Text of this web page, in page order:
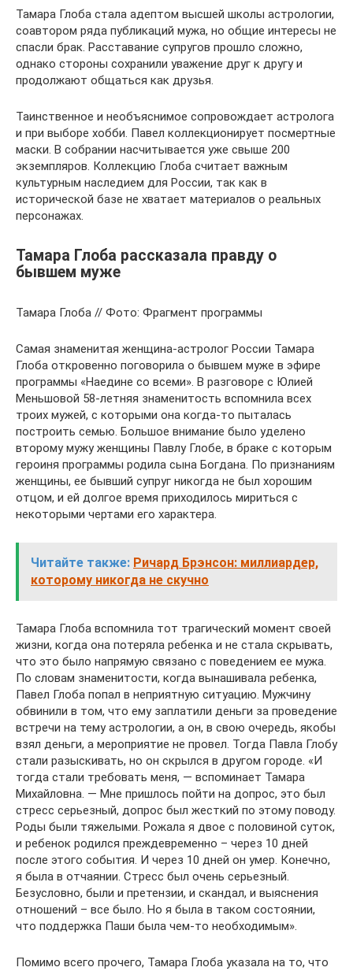
Тамара Глоба стала адептом высшей школы астрологии,
соавтором ряда публикаций мужа, но общие интересы не
спасли брак. Расставание супругов прошло сложно,
однако стороны сохранили уважение друг к другу и
продолжают общаться как друзья.
Таинственное и необъяснимое сопровождает астролога
и при выборе хобби. Павел коллекционирует посмертные
маски. В собрании насчитывается уже свыше 200
экземпляров. Коллекцию Глоба считает важным
культурным наследием для России, так как в
исторической базе не хватает материалов о реальных
персонажах.
Тамара Глоба рассказала правду о
бывшем муже
Тамара Глоба // Фото: Фрагмент программы
Самая знаменитая женщина-астролог России Тамара
Глоба откровенно поговорила о бывшем муже в эфире
программы «Наедине со всеми». В разговоре с Юлией
Меньшовой 58-летняя знаменитость вспомнила всех
троих мужей, с которыми она когда-то пыталась
построить семью. Большое внимание было уделено
второму мужу женщины Павлу Глобе, в браке с которым
героиня программы родила сына Богдана. По признаниям
женщины, ее бывший супруг никогда не был хорошим
отцом, и ей долгое время приходилось мириться с
некоторыми чертами его характера.
Читайте также: Ричард Брэнсон: миллиардер,
которому никогда не скучно
Тамара Глоба вспомнила тот трагический момент своей
жизни, когда она потеряла ребенка и не стала скрывать,
что это было напрямую связано с поведением ее мужа.
По словам знаменитости, когда вынашивала ребенка,
Павел Глоба попал в неприятную ситуацию. Мужчину
обвинили в том, что ему заплатили деньги за проведение
встречи на тему астрологии, а он, в свою очередь, якобы
взял деньги, а мероприятие не провел. Тогда Павла Глобу
стали разыскивать, но он скрылся в другом городе. «И
тогда стали требовать меня, — вспоминает Тамара
Михайловна. — Мне пришлось пойти на допрос, это был
стресс серьезный, допрос был жесткий по этому поводу.
Роды были тяжелыми. Рожала я двое с половиной суток,
и ребенок родился преждевременно – через 10 дней
после этого события. И через 10 дней он умер. Конечно,
я была в отчаянии. Стресс был очень серьезный.
Безусловно, были и претензии, и скандал, и выяснения
отношений – все было. Но я была в таком состоянии,
что поддержка Паши была чем-то необходимым».
Помимо всего прочего, Тамара Глоба указала на то, что